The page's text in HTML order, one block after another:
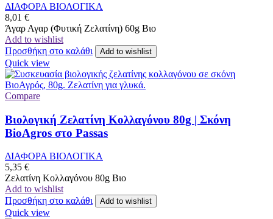
ΔΙΑΦΟΡΑ ΒΙΟΛΟΓΙΚΑ
8,01 €
Άγαρ Αγαρ (Φυτική Ζελατίνη) 60g Βιο
Add to wishlist
Προσθήκη στο καλάθι
Add to wishlist
Quick view
Compare
Βιολογική Ζελατίνη Κολλαγόνου 80g | Σκόνη
BioAgros στο Passas
ΔΙΑΦΟΡΑ ΒΙΟΛΟΓΙΚΑ
5,35 €
Ζελατίνη Κολλαγόνου 80g Βιο
Add to wishlist
Προσθήκη στο καλάθι
Add to wishlist
Quick view